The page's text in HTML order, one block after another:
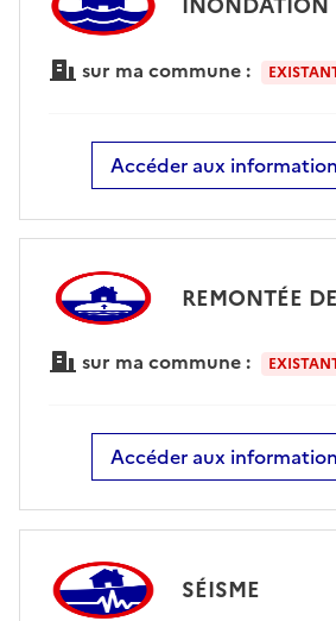
sur ma commune :
Accéder aux
REMONTÉE
sur ma commune :
Accéder aux
SÉISME